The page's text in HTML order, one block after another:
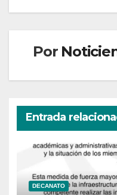
Por
Entrada
DECANATO